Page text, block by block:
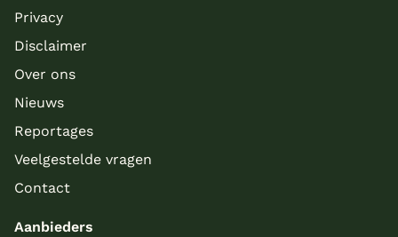
Privacy
Disclaimer
Over ons
Nieuws
Reportages
Veelgestelde vragen
Contact
Aanbieders